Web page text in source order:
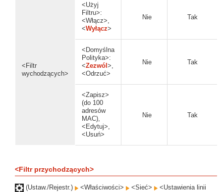
<Filtr
wychodzących>
<Użyj
Filtru>:
<Włącz>,
<Wyłącz>
Nie Tak
<Domyślna
Polityka>:
<Zezwól >,
<Odrzuć>
Nie Tak
<Zapisz>
(do 100
adresów
MAC),
<Edytuj>,
<Usuń>
Nie Tak
<Filtr przychodzących>
(Ustaw./Rejestr.) <Właściwości> <Sieć>
<Ustawienia linii